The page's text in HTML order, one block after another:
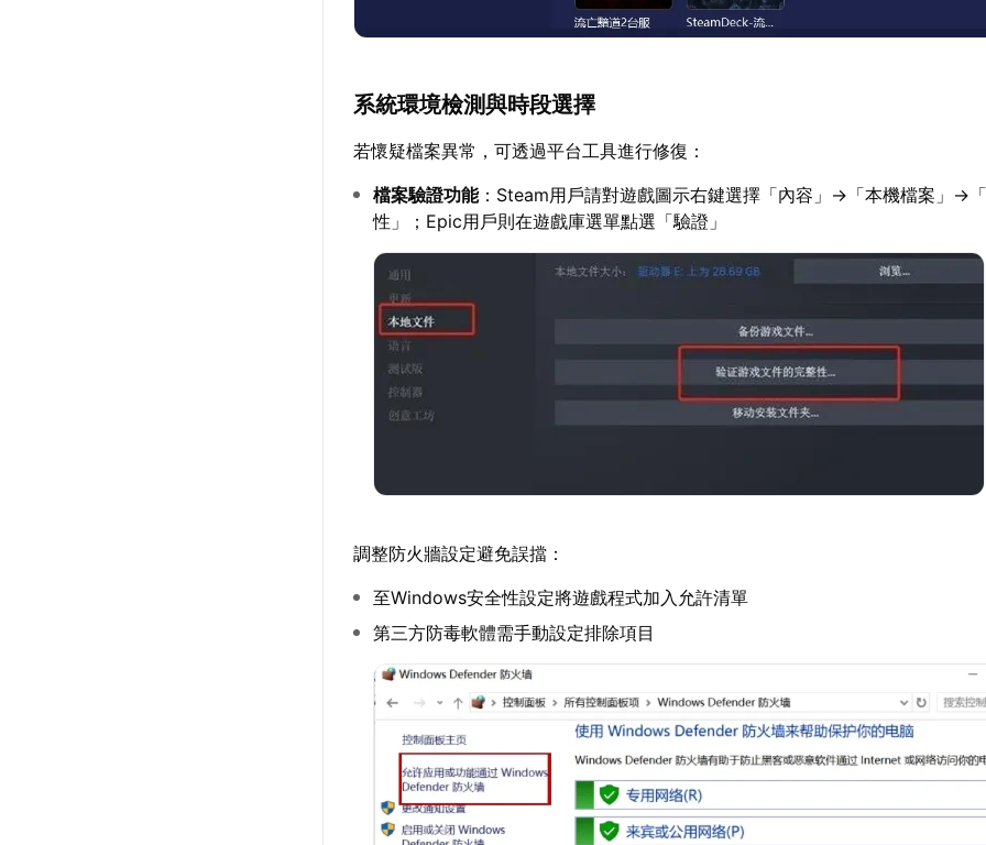
系統環境檢測與時段選擇
若懷疑檔案異常，可透過平台工具進行修復：
檔案驗證功能：Steam用戶請對遊戲圖示右鍵選擇「內容」→「本機檔案」→
性」；Epic用戶則在遊戲庫選單點選「驗證」
調整防火牆設定避免誤擋：
至Windows安全性設定將遊戲程式加入允許清單
第三方防毒軟體需手動設定排除項目